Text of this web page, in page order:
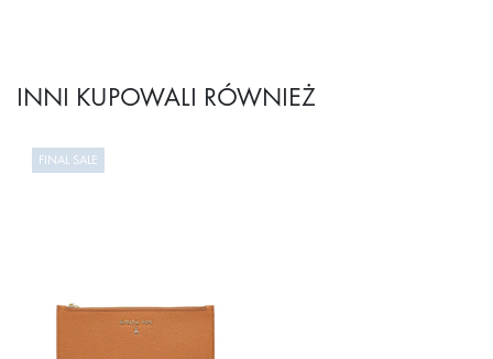
INNI KUPOWALI RÓWNIEŻ
FINAL SALE